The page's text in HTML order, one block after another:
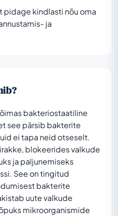
pidage kindlasti nõu oma
ja
bakteriostaatiline
see pärsib bakterite
ei tapa neid otseselt.
blokeerides valkude
ja paljunemiseks
See on tingitud
bakterite
uute valkude
mikroorganismide